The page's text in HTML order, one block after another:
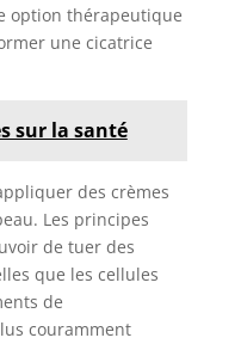
option thérapeutique
une cicatrice
sur la santé
des crèmes
Les principes
de tuer des
que les cellules
de
couramment